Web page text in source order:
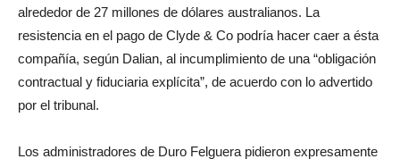
alrededor de 27 millones de dólares australianos. La
resistencia en el pago de Clyde & Co podría hacer caer a ésta
compañía, según Dalian, al incumplimiento de una “obligación
contractual y fiduciaria explícita”, de acuerdo con lo advertido
por el tribunal.
Los administradores de Duro Felguera pidieron expresamente